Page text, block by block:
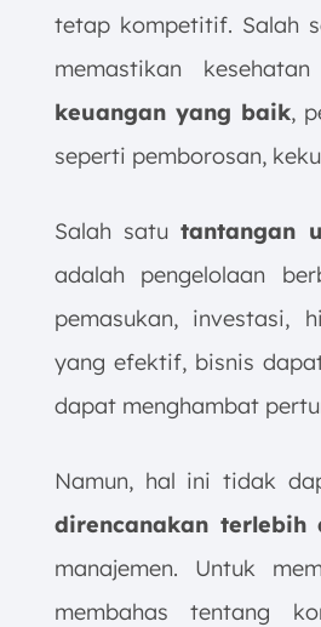
tetap kompetitif. Salah
memastikan
keuangan yang baik,
seperti pemborosan,
Salah satu tantangan
adalah pengelolaan
pemasukan, investasi,
yang efektif, bisnis
dapat menghambat
Namun, hal ini tidak
direncanakan terlebih
manajemen. Untuk
membahas tentang